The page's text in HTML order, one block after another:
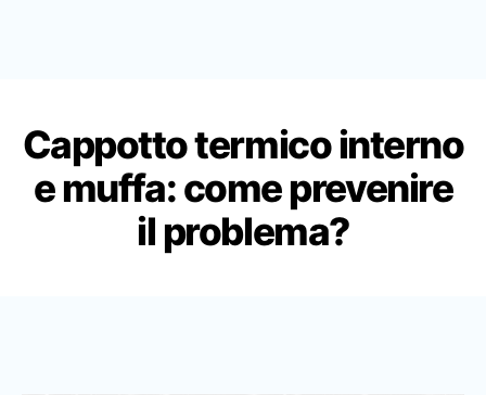
Cappotto termico interno
e muffa: come prevenire
il problema?